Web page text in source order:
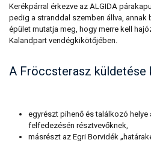
Kerékpárral érkezve az ALGIDA
pedig a stranddal szemben állva, annak
épület mutatja meg, hogy merre kell
Kalandpart vendégkikötőjében.
A Fröccsterasz küldetése
egyrészt pihenő és találkozó helye
felfedezésén résztvevőknek,
másrészt az Egri Borvidék